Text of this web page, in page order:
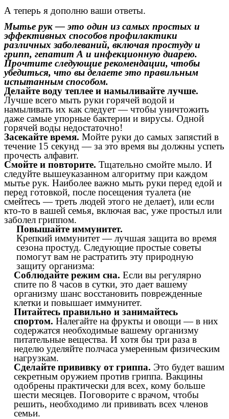
А теперь я дополню ваши ответы.
Мытье рук — это один из самых простых и
эффективных способов профилактики
различных заболеваний, включая простуду и
грипп, гепатит А и инфекционную диарею.
Прочтите следующие рекомендации, чтобы
убедиться, что вы делаете это правильным
испытанным способом.
Делайте воду теплее и намыливайте лучше.
Лучше всего мыть руки горячей водой и
намыливать их как следует — чтобы уничтожить
даже самые упорные бактерии и вирусы. Одной
горячей воды недостаточно!
Засекайте время. Мойте руки до самых запястий в
течение 15 секунд — за это время вы должны успеть
прочесть алфавит.
Смойте и повторите. Тщательно смойте мыло. И
следуйте вышеуказанном алгоритму при каждом
мытье рук. Наиболее важно мыть руки перед едой и
перед готовкой, после посещения туалета (не
смейтесь — треть людей этого не делает), или если
кто-то в вашей семья, включая вас, уже простыл или
заболел гриппом.
Повышайте иммунитет.
Крепкий иммунитет — лучшая защита во время
сезона простуд. Следующие простые советы
помогут вам не растратить эту природную
защиту организма:
Соблюдайте режим сна. Если вы регулярно
спите по 8 часов в сутки, это дает вашему
организму шанс восстановить поврежденные
клетки и повышает иммунитет.
Питайтесь правильно и занимайтесь
спортом. Налегайте на фрукты и овощи — в них
содержатся необходимые вашему организму
питательные вещества. И хотя бы три раза в
неделю уделяйте полчаса умеренным физическим
нагрузкам.
Сделайте прививку от гриппа. Это будет вашим
секретным оружием против гриппа. Вакцины
одобрены практически для всех, кому больше
шести месяцев. Поговорите с врачом, чтобы
решить, необходимо ли прививать всех членов
семьи.